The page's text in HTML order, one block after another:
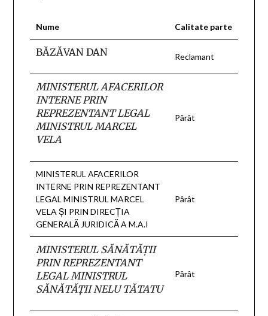
Nume Calitate parte
BĂZĂVAN DAN Reclamant
MINISTERUL AFACERILOR
INTERNE PRIN
REPREZENTANT LEGAL
MINISTRUL MARCEL
VELA
Pârât
MINISTERUL AFACERILOR
INTERNE PRIN REPREZENTANT
LEGAL MINISTRUL MARCEL
VELA ŞI PRIN DIRECŢIA
GENERALĂ JURIDICĂ A M.A.I
Pârât
MINISTERUL SĂNĂTĂŢII
PRIN REPREZENTANT
LEGAL MINISTRUL
SĂNĂTĂŢII NELU TĂTATU
Pârât